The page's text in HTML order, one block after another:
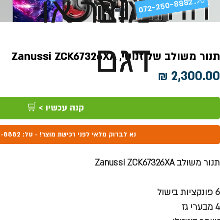
מוצר או
דגם
תנור משולב של זנוסי, Zanussi ZCK67326XA
מחיר
קנה עכשיו > 🛒
נא לבדוק מלאי לפני רכישת מוצר! - טל: 072-250-8882
תנור משולב Zanussi ZCK67326XA
6 פונקציות בישול
4 מבערי גז
072-250-8882 .